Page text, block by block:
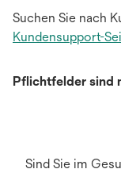
Suchen Sie nach
Kundensupport-
Pflichtfelder sind
Sind Sie im